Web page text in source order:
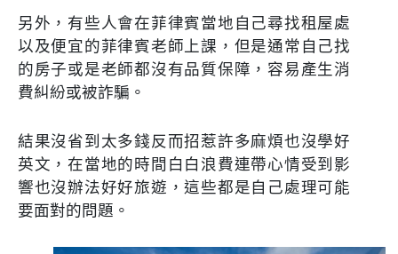
另外，有些人會在菲律賓當地自己尋找租屋處
以及便宜的菲律賓老師上課，但是通常自己找
的房子或是老師都沒有品質保障，容易產生消
費糾紛或被詐騙。
結果沒省到太多錢反而招惹許多麻煩也沒學好
英文，在當地的時間白白浪費連帶心情受到影
響也沒辦法好好旅遊，這些都是自己處理可能
要面對的問題。